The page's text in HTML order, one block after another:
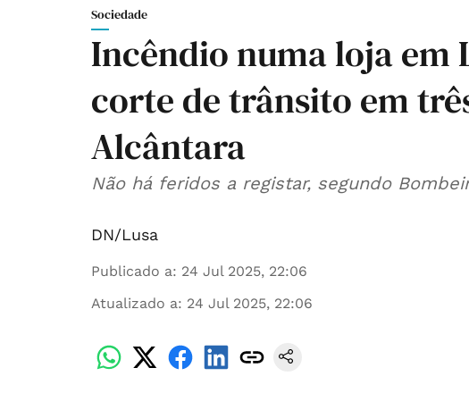
Sociedade
Incêndio numa loja em
corte de trânsito em
Alcântara
Não há feridos a registar, segundo
DN/Lusa
Publicado a: 24 Jul 2025, 22:06
Atualizado a: 24 Jul 2025, 22:06